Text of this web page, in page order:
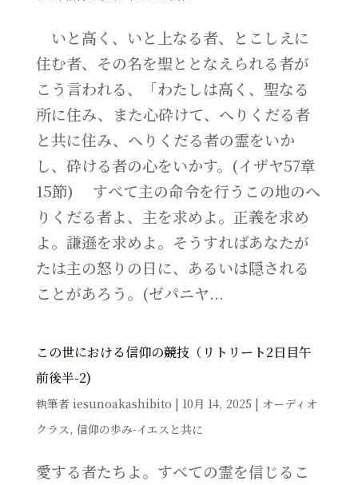
いと高く、いと上なる者、とこしえに
住む者、その名を聖ととなえられる者が
こう言われる、「わたしは高く、聖なる
所に住み、また心砕けて、へりくだる者
と共に住み、へりくだる者の霊をいか
し、砕ける者の心をいかす。(イザヤ57章
15節) すべて主の命令を行うこの地のへ
りくだる者よ、主を求めよ。正義を求め
よ。謙遜を求めよ。そうすればあなたが
たは主の怒りの日に、あるいは隠される
ことがあろう。(ゼパニヤ...
この世における信仰の競技（リトリート2日目午
前後半-2)
執筆者 iesunoakashibito | 10月 14, 2025 | オーディオ
クラス, 信仰の歩み-イエスと共に
愛する者たちよ。すべての霊を信じるこ